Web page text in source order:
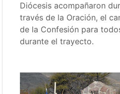
Diócesis acompañaron
través de la Oración, el
de la Confesión para
durante el trayecto.